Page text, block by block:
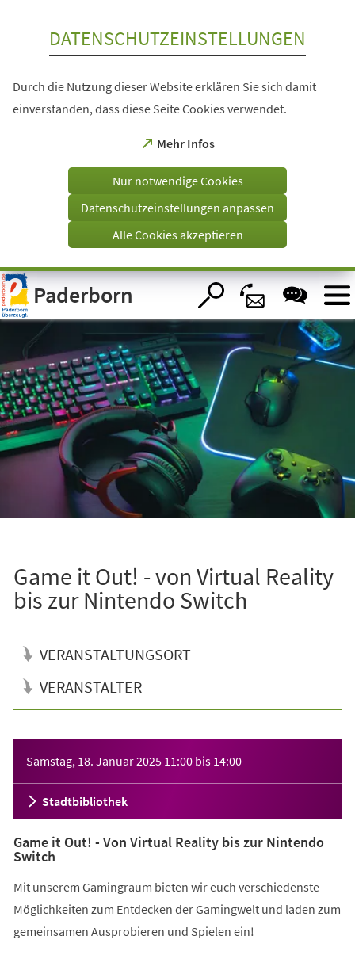
Visuelle
Assistenzsoftware
öffnen.
DATENSCHUTZEINSTELLUNGEN
Durch die Nutzung dieser Website erklären Sie sich damit
einverstanden, dass diese Seite Cookies verwendet.
Mehr Infos
(Öffnet
einem
Tab)
Nur notwendige Cookies
Datenschutzeinstellungen anpassen
Alle Cookies akzeptieren
Paderborn
Game it Out! - von Virtual Reality
bis zur Nintendo Switch
VERANSTALTUNGSORT
VERANSTALTER
Samstag, 18. Januar 2025 11:00 bis 14:00
Stadtbibliothek
Game it Out! - Von Virtual Reality bis zur Nintendo
Switch
Mit unserem Gamingraum bieten wir euch verschiedenste
Möglichkeiten zum Entdecken der Gamingwelt und laden zum
gemeinsamen Ausprobieren und Spielen ein!